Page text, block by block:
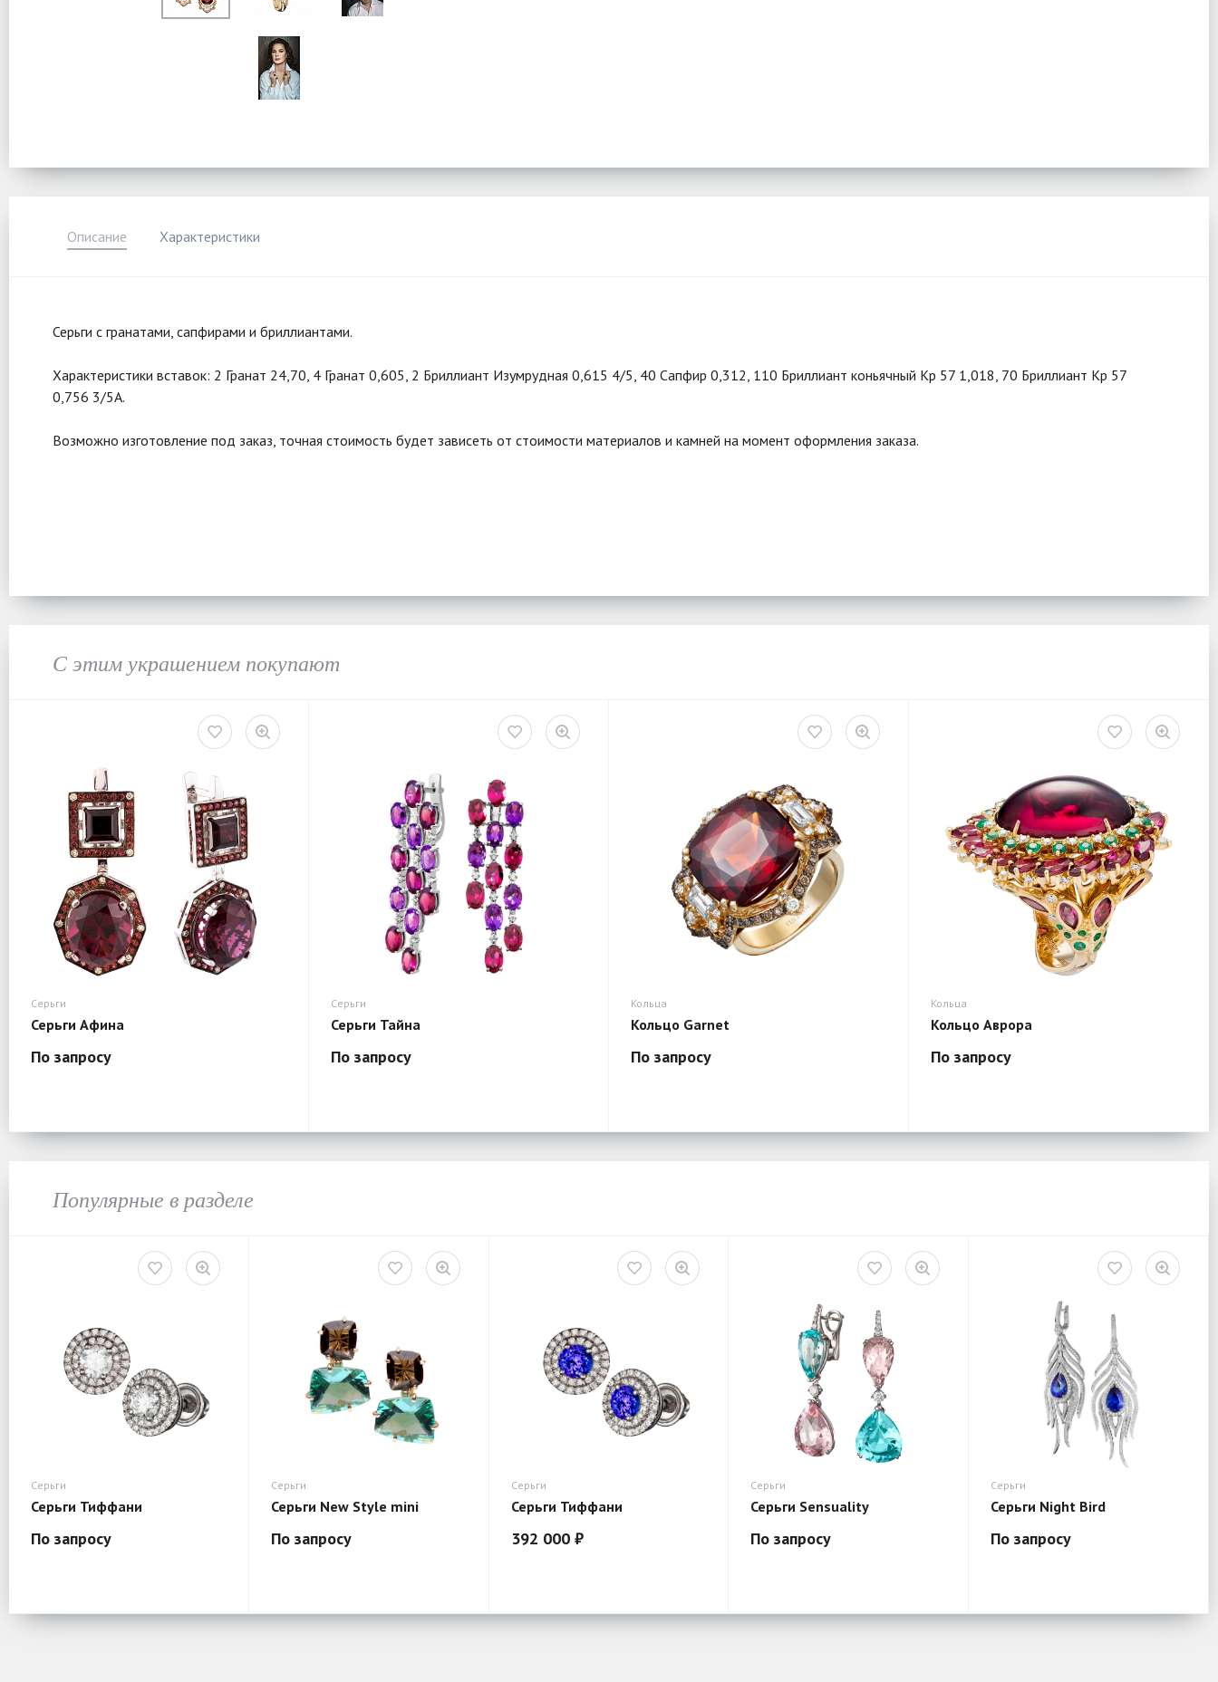
Описание Характеристики
Серьги с гранатами, сапфирами и бриллиантами.
Характеристики вставок: 2 Гранат 24,70, 4 Гранат 0,605, 2 Бриллиант Изумрудная 0,615 4/5, 40 Сапфир 0,312, 110 Бриллиант коньячный Кр 57 1,018, 70 Бриллиант Кр 57
0,756 3/5А.
Возможно изготовление под заказ, точная стоимость будет зависеть от стоимости материалов и камней на момент оформления заказа.
С этим украшением покупают
Серьги
Серьги Афина
По запросу
Серьги
Серьги Тайна
По запросу
Кольца
Кольцо Garnet
По запросу
Кольца
Кольцо Аврора
По запросу
Популярные в разделе
Серьги
Серьги Тиффани
По запросу
Серьги
Серьги New Style mini
По запросу
Серьги
Серьги Тиффани
392 000 ₽
Серьги
Серьги Sensuality
По запросу
Серьги
Серьги Night Bird
По запросу